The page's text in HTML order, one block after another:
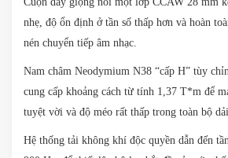
nhẹ, độ ổn định ở tần số thấp hơn và hoàn
nén chuyển tiếp âm nhạc.
Nam châm Neodymium N38 “cấp H” tùy
cung cấp khoảng cách từ tính 1,37 T*m để
tuyệt vời và độ méo rất thấp trong toàn bộ dải
Hệ thống tải không khí độc quyền dẫn đến